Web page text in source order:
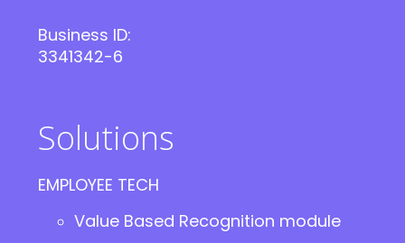
Business ID:
3341342-6
Solutions
EMPLOYEE TECH
Value Based Recognition module